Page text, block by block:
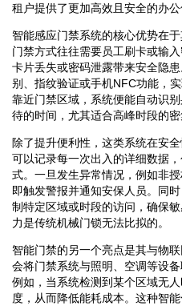
租户提供了更加高效且安全的办公
智能感应门禁系统的核心优势在
门禁方式往往需要员工刷卡或输
卡片丢失或密码泄露带来安全隐
别、指纹验证或手机NFC功能，
靠近门禁区域，系统便能自动识
待的时间，尤其适合高峰时段的密
除了提升便利性，这类系统在安
可以记录每一次出入的详细数据
式。一旦发生异常情况，例如非
即触发警报并通知安保人员。同
制特定区域或时段的访问，确保
力是传统机械门锁无法比拟的。
智能门禁的另一个亮点是其与物
会将门禁系统与照明、空调等设
例如，当系统检测到某个区域无
度，从而降低能耗成本。这种智